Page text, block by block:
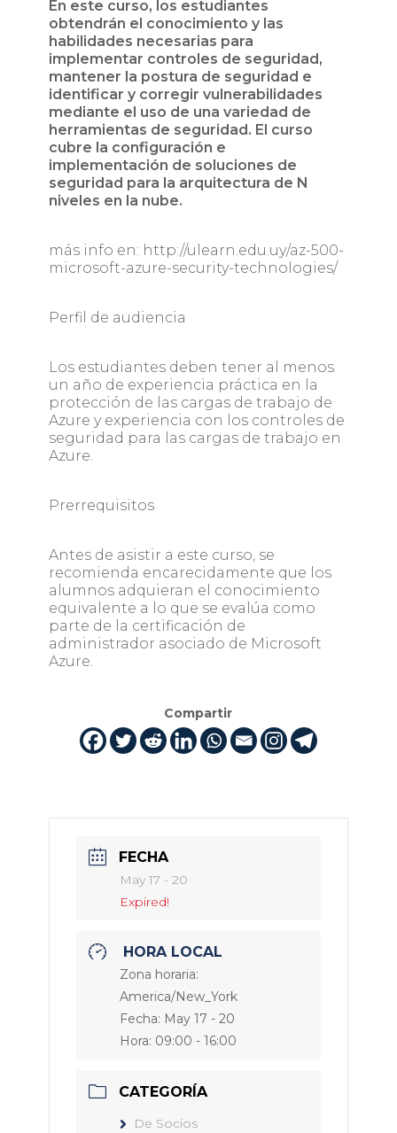
En este curso, los estudiantes
obtendrán el conocimiento y las
habilidades necesarias para
implementar controles de seguridad,
mantener la postura de seguridad e
identificar y corregir vulnerabilidades
mediante el uso de una variedad de
herramientas de seguridad. El curso
cubre la configuración e
implementación de soluciones de
seguridad para la arquitectura de N
niveles en la nube.
más info en: http://ulearn.edu.uy/az-500-
microsoft-azure-security-technologies/
Perfil de audiencia
Los estudiantes deben tener al menos
un año de experiencia práctica en la
protección de las cargas de trabajo de
Azure y experiencia con los controles de
seguridad para las cargas de trabajo en
Azure.
Prerrequisitos
Antes de asistir a este curso, se
recomienda encarecidamente que los
alumnos adquieran el conocimiento
equivalente a lo que se evalúa como
parte de la certificación de
administrador asociado de Microsoft
Azure.
Compartir
FECHA
May 17 - 20
Expired!
HORA LOCAL
Zona horaria:
America/New_York
Fecha: May 17 - 20
Hora: 09:00 - 16:00
CATEGORÍA
De Socios